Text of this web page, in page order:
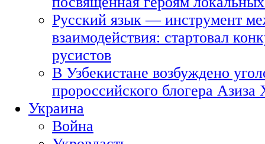
Русский язык — инструмент
взаимодействия: стартовал
русистов
В Узбекистане возбуждено
пророссийского блогера Азиза
Украина
Война